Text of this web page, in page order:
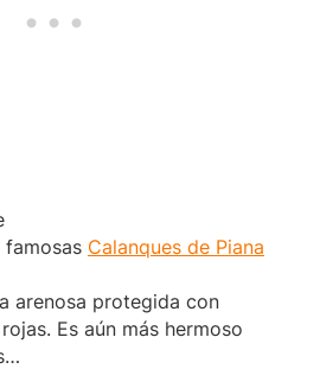
Calanques de Piana
arenosa protegida con
Es aún más hermoso